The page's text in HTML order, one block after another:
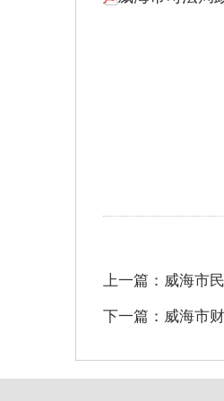
上一篇：威海市
下一篇：威海市